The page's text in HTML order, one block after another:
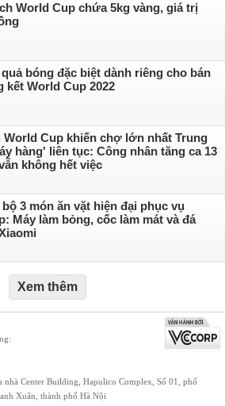
World Cup chứa 5kg vàng, giá trị
bóng đặc biệt dành riêng cho bán
kết World Cup 2022
World Cup khiến chợ lớn nhất Trung
hàng' liên tục: Công nhân tăng ca 13
không hết việc
3 món ăn vặt hiện đại phục vụ
Máy làm bỏng, cốc làm mát và đá
Xem thêm
nhà Center Building, Hapulico Complex, Số 01, phố
Xuân, thành phố Hà Nội